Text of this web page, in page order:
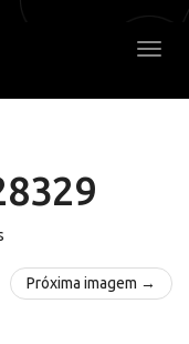
Próxima imagem →